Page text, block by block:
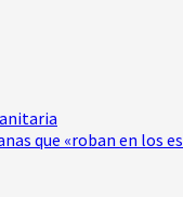
que «roban en los